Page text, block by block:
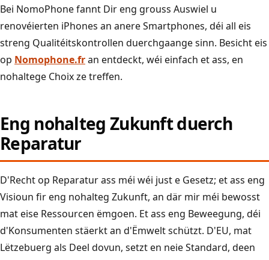
Bei NomoPhone fannt Dir eng grouss Auswiel u
renovéierten iPhones an anere Smartphones, déi all eis
streng Qualitéitskontrollen duerchgaange sinn. Besicht eis
op Nomophone.fran entdeckt, wéi einfach et ass, en
nohaltege Choix ze treffen.
Eng nohalteg Zukunft duerch
Reparatur
D'Recht op Reparatur ass méi wéi just e Gesetz; et ass eng
Visioun fir eng nohalteg Zukunft, an där mir méi bewosst
mat eise Ressourcen ëmgoen. Et ass eng Beweegung, déi
d'Konsumenten stäerkt an d'Ëmwelt schützt. D'EU, mat
Lëtzebuerg als Deel dovun, setzt en neie Standard, deen